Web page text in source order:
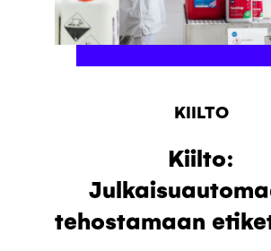
KIILTO
Kiilto:
tehostamaan